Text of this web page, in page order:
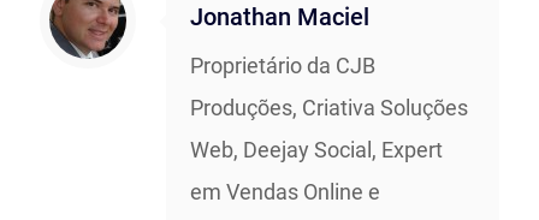
Jonathan Maciel
Proprietário da CJB
Produções, Criativa Soluções
Web, Deejay Social, Expert
em Vendas Online e